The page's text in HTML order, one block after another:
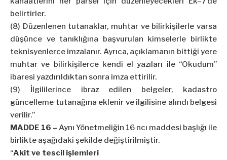
belirtirler.
(8) Düzenlenen tutanaklar, muhtar ve bilirkişilerle varsa
düşünce ve tanıklığına başvurulan kimselerle birlikte
teknisyenlerce imzalanır. Ayrıca, açıklamanın bittiği yere
muhtar ve bilirkişilerce kendi el yazıları ile “Okudum”
ibaresi yazdırıldıktan sonra imza ettirilir.
(9) İlgililerince ibraz edilen belgeler, kadastro
güncelleme tutanağına eklenir ve ilgilisine alındı belgesi
verilir.”
MADDE 16 – Aynı Yönetmeliğin 16 ncı maddesi başlığı ile
birlikte aşağıdaki şekilde değiştirilmiştir.
“Akit ve tescil işlemleri